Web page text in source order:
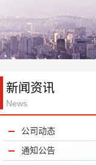
新闻资讯
News
公司动态
通知公告